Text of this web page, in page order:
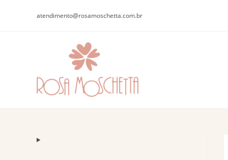
atendimento@rosamoschetta.com.br